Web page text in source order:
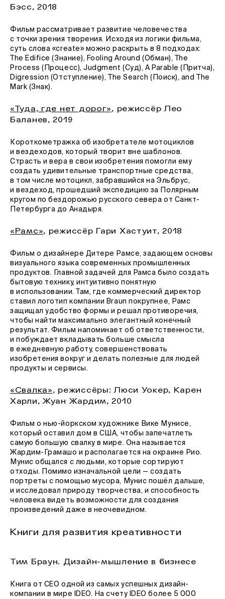
Бэсс, 2018
Фильм рассматривает развитие человечества
с точки зрения творения. Исходя из логики фильма,
суть слова «create» можно раскрыть в 8 подходах:
The Edifice (Знание), Fooling Around (Обман), The
Process (Процесс), Judgment (Суд), A Parable (Притча),
Digression (Отступление), The Search (Поиск), and The
Mark (Знак).
«Туда, где нет дорог», режиссёр Лео
Баланев, 2019
Короткометражка об изобретателе мотоциклов
и вездеходов, который творит вне шаблонов.
Страсть и вера в свои изобретения помогли ему
создать удивительные транспортные средства,
в том числе мотоцикл, забравшийся на Эльбрус,
и вездеход, прошедший экспедицию за Полярным
кругом по бездорожью русского севера от Санкт-
Петербурга до Анадыря.
«Рамс», режиссёр Гари Хастуит, 2018
Фильм о дизайнере Дитере Рамсе, задающем основы
визуального языка современных промышленных
продуктов. Главной задачей для Рамса было создать
бытовую технику, интуитивно понятную
в использовании. Там, где коммерческий директор
ставил логотип компании Braun покрупнее, Рамс
защищал удобство формы и решал противоречия,
чтобы найти максимально элегантный конечный
результат. Фильм напоминает об ответственности,
и побуждает вкладывать больше смысла
в ежедневную работу, совершенствовать
изобретения вокруг и делать полезные для людей
продукты и сервисы.
«Свалка», режиссёры: Люси Уокер, Карен
Харли, Жуан Жардим, 2010
Фильм о нью-йоркском художнике Вике Мунисе,
который оставил дом в США, чтобы запечатлеть
самую большую свалку в мире. Она называется
Жардим-Грамашо и располагается на окраине Рио.
Мунис общался с людьми, которые сортируют
отходы. Помимо изначальной цели — создать
портреты с помощью мусора, Мунис пошёл дальше,
и исследовал природу творчества, и способность
человека видеть возможности для создания
произведений даже в неочевидном.
Книги для развития креативности
Тим Браун. Дизайн-мышление в бизнесе
Книга от CEO одной из самых успешных дизайн-
компании в мире IDEO. На счету IDEO более 5 000